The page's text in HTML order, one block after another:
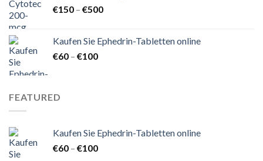
€150 – €500Preisspanne:
€500
Kaufen Sie Ephedrin-Tabletten online
€60 – €100Preisspanne:
FEATURED
Kaufen Sie Ephedrin-Tabletten online
€60 – €100Preisspanne: